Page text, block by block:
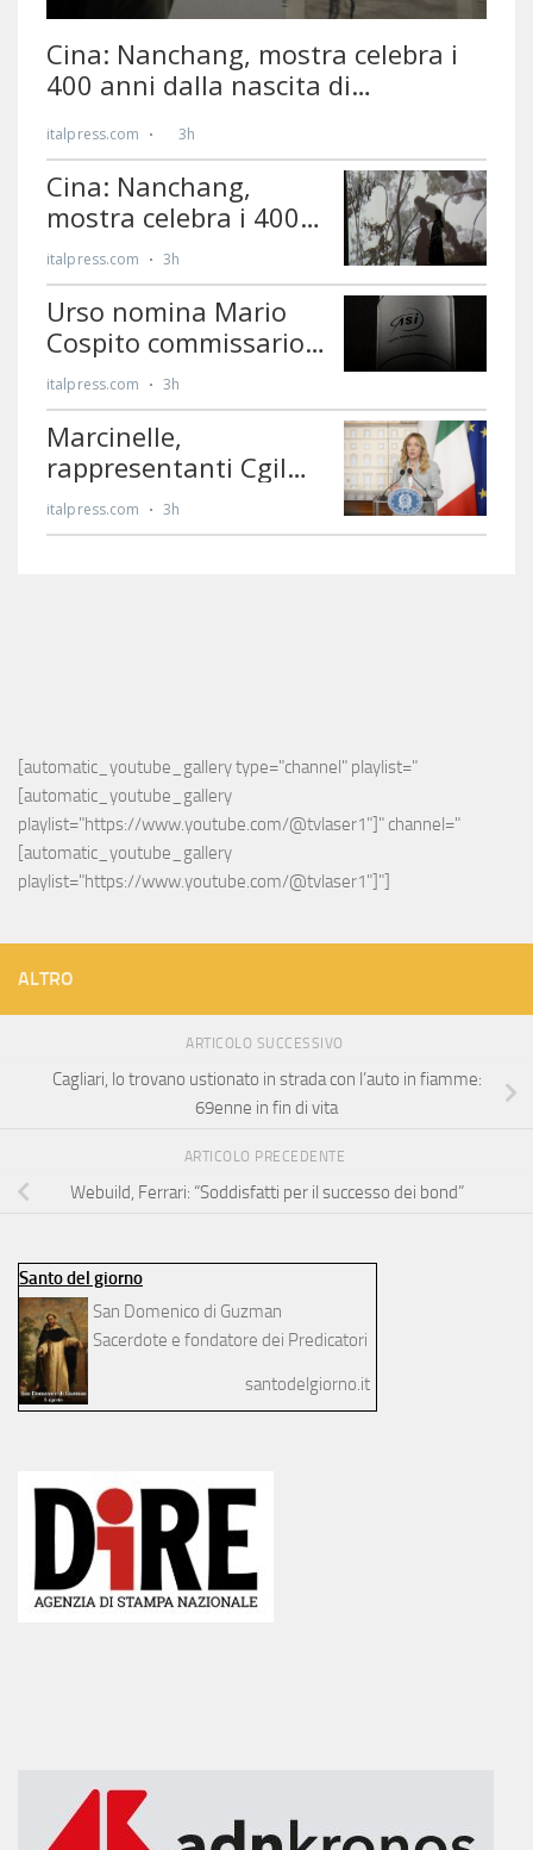
[automatic_youtube_gallery type="channel" playlist="
[automatic_youtube_gallery
playlist="https://www.youtube.com/@tvlaser1"]" channel="
[automatic_youtube_gallery
playlist="https://www.youtube.com/@tvlaser1"]"]
ALTRO
ARTICOLO SUCCESSIVO
Cagliari, lo trovano ustionato in strada con l’auto in fiamme:
69enne in fin di vita
ARTICOLO PRECEDENTE
Webuild, Ferrari: “Soddisfatti per il successo dei bond”
Santo del giorno
San Domenico di Guzman
Sacerdote e fondatore dei Predicatori
santodelgiorno.it